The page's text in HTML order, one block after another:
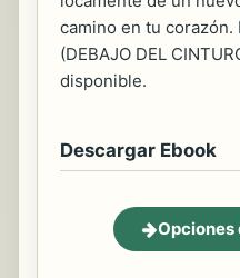
camino en tu
(DEBAJO DEL
disponible.
Descargar Ebook
Opciones